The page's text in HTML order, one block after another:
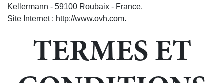
Kellermann - 59100 Roubaix - France.
Site Internet : http://www.ovh.com.
TERMES ET